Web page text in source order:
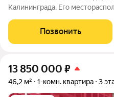
Калининграда. Его
качественное
центру, многочисленные кафе и
Позвонить
13 850 000 ₽
46,2 м² 1-комн. квартира 3